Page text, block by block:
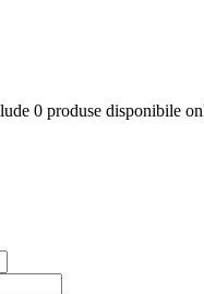
0 produse disponibile